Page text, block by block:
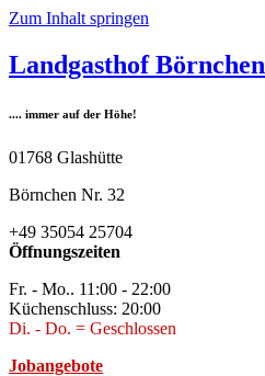
Zum Inhalt springen
Landgasthof Börnchen
.... immer auf der Höhe!
01768 Glashütte
Börnchen Nr. 32
+49 35054 25704
Öffnungszeiten
Fr. - Mo.. 11:00 - 22:00
Küchenschluss: 20:00
Di. - Do. = Geschlossen
Jobangebote